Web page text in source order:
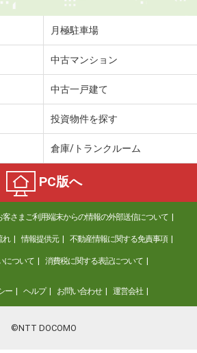
月極駐車場
中古マンション
中古一戸建て
投資物件を探す
倉庫/トランクルーム
PC版へ
客さまご利用端末からの情報の外部送信について
れ 情報提供元 不動産情報に関する免責事項
について 消費税に関する表記について
ー ヘルプ お問い合わせ 運営会社
©NTT DOCOMO